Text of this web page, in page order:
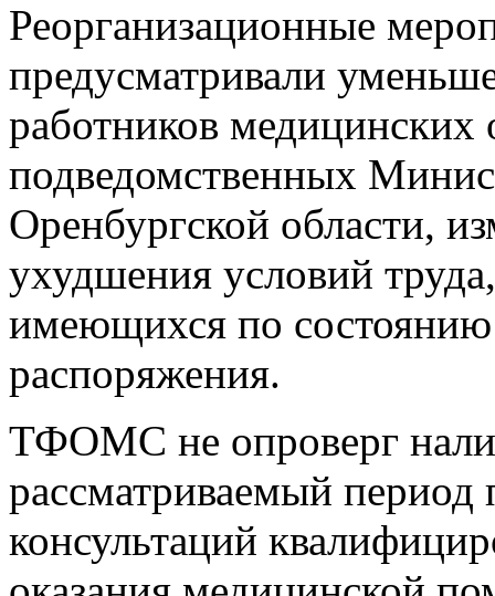
Реорганизационные
предусматривали
работников медицинских
подведомственных
Оренбургской области,
ухудшения условий
имеющихся по состоянию
распоряжения.
ТФОМС не опроверг
рассматриваемый
консультаций